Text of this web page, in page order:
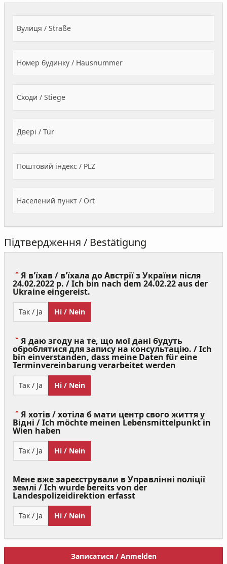
Вулиця / Straße
Номер будинку / Hausnummer
Сходи / Stiege
Двері / Tür
Поштовий індекс / PLZ
Населений пункт / Ort
Підтвердження / Bestätigung
Я в'їхав / в'їхала до Австрії з України після
24.02.2022 р. / Ich bin nach dem 24.02.22 aus der
Ukraine eingereist.
Required)
Так / Ja Ні / Nein
Я даю згоду на те, що мої дані будуть
оброблятися для запису на консультацію. / Ich
bin einverstanden, dass meine Daten für eine
Terminvereinbarung verarbeitet werden
Так / Ja Ні / Nein
Я хотів / хотіла б мати центр свого життя у
Відні / Ich möchte meinen Lebensmittelpunkt in
Wien haben
Required)
Так / Ja Ні / Nein
Мене вже зареєстрували в Управлінні поліції
землі / Ich wurde bereits von der
Landespolizeidirektion erfasst
Так / Ja Ні / Nein
Записатися / Anmelden